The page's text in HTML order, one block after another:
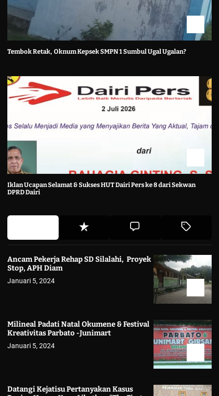
Tembok Retak, Oknum Kepsek SMPN 1 Sumbul Ugal Ugalan?
Iklan Ucapan Selamat & Sukses HUT Dairi Pers ke 8 dari Sekwan
DPRD Dairi
Ancam Pekerja Rehap SD Silalahi, Proyek
Stop, APH Diam
Januari 5, 2024
Milineal Padati Natal Okumene & Festival
Kreativitas Parbato -Junimart
Januari 5, 2024
Datangi Kejatisu Pertanyakan Kasus